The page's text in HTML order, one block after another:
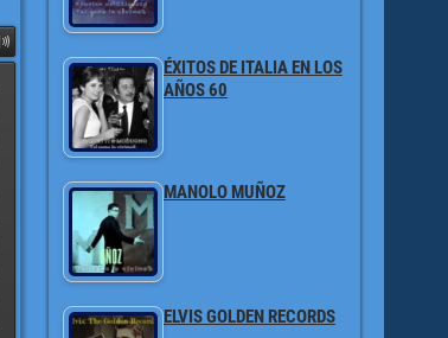
ÉXITOS DE ITALIA EN LOS
AÑOS 60
MANOLO MUÑOZ
ELVIS GOLDEN RECORDS